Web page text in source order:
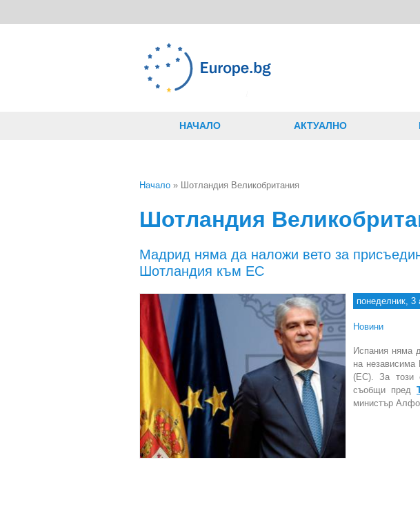
НАЧАЛО АКТУАЛНО
Начало » Шотландия Великобритания
Шотландия
Мадрид няма да наложи вето за
Шотландия към ЕС
понеделник, 3
Новини
Испания няма
на
(ЕС). За този
съобщи пред
министър